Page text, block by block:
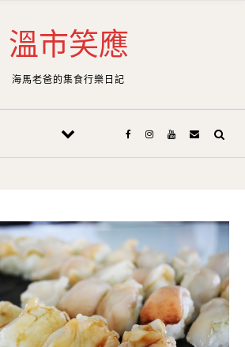
溫市笑應
海馬老爸的集食行樂日記